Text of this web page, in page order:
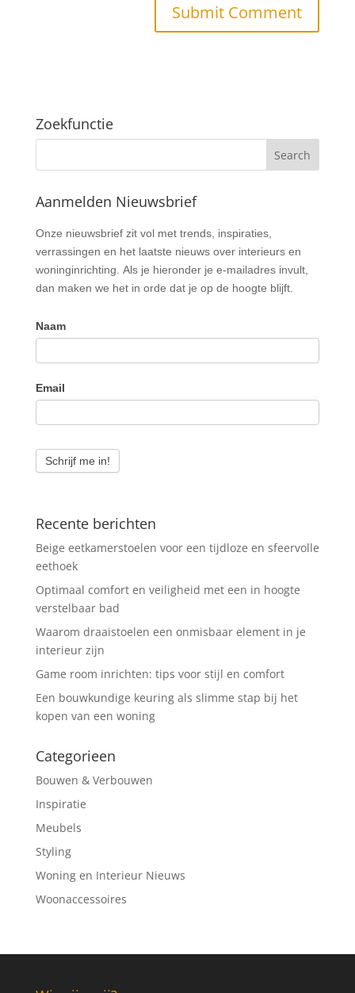
Zoekfunctie
Aanmelden Nieuwsbrief
Onze nieuwsbrief zit vol met trends, inspiraties,
verrassingen en het laatste nieuws over interieurs en
woninginrichting. Als je hieronder je e-mailadres invult,
dan maken we het in orde dat je op de hoogte blijft.
Naam
Email
Schrijf me in!
Recente berichten
Beige eetkamerstoelen voor een tijdloze en sfeervolle
eethoek
Optimaal comfort en veiligheid met een in hoogte
verstelbaar bad
Waarom draaistoelen een onmisbaar element in je
interieur zijn
Game room inrichten: tips voor stijl en comfort
Een bouwkundige keuring als slimme stap bij het
kopen van een woning
Categorieen
Bouwen & Verbouwen
Inspiratie
Meubels
Styling
Woning en Interieur Nieuws
Woonaccessoires